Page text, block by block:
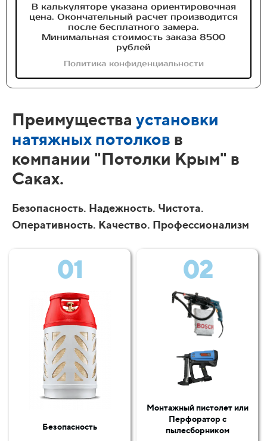
В калькуляторе указана ориентировочная
цена. Окончательный расчет производится
после бесплатного замера.
Минимальная стоимость заказа 8500
рублей
Политика конфиденциальности
Преимущества установки
натяжных потолков в
компании "Потолки Крым" в
Саках.
Безопасность. Надежность. Чистота.
Оперативность. Качество. Профессионализм
01
Безопасность
02
Монтажный пистолет или
Перфоратор с
пылесборником